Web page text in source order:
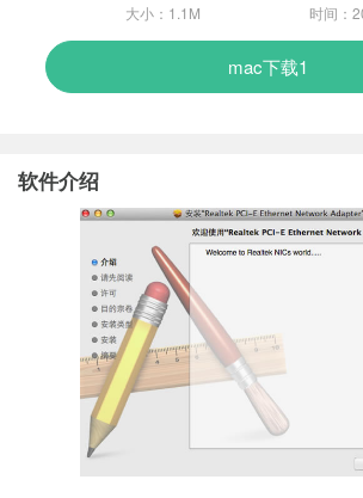
大小：1.1M
时间：
mac下载1
软件介绍